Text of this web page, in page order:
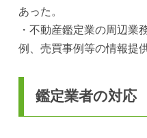
あった。
・不動産鑑定業の周辺業
例、売買事例等の情報提
鑑定業者の対応